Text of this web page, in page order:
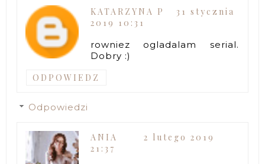
KATARZYNA P
31 stycznia
2019 10:31
rowniez ogladalam serial.
Dobry :)
ODPOWIEDZ
Odpowiedzi
ANIA
2 lutego 2019
21:37